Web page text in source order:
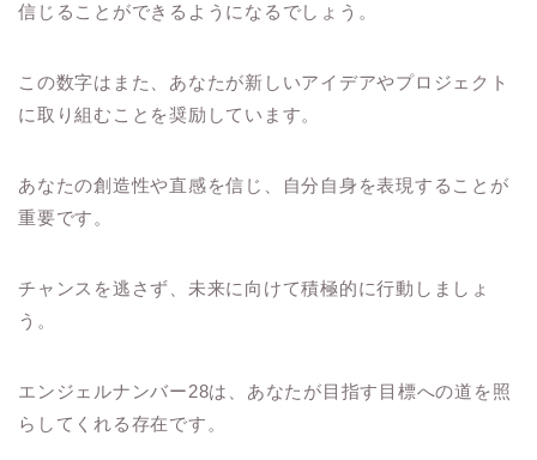
信じることができるようになるでしょう。
この数字はまた、あなたが新しいアイデアやプロジェクト
に取り組むことを奨励しています。
あなたの創造性や直感を信じ、自分自身を表現することが
重要です。
チャンスを逃さず、未来に向けて積極的に行動しましょ
う。
エンジェルナンバー28は、あなたが目指す目標への道を照
らしてくれる存在です。